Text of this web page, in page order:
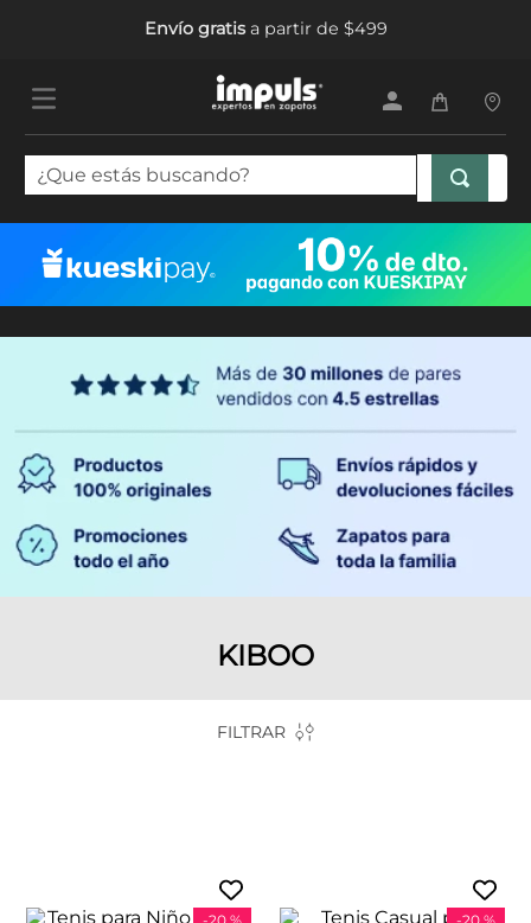
Envío gratisa partir de $499
¿Que estás buscando?
KIBOO
FILTRAR
1.
sandalias mujer
botas mujer
5. tenis